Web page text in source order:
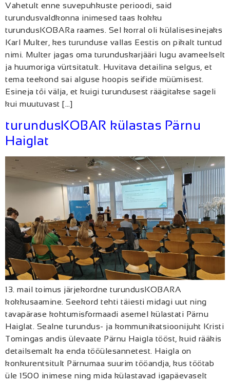
Vahetult enne suvepuhkuste perioodi, said
turundusvaldkonna inimesed taas kokku
turundusKOBARa raames. Sel korral oli külalisesinejaks
Karl Multer, kes turunduse vallas Eestis on pikalt tuntud
nimi. Multer jagas oma turunduskarjääri lugu avameelselt
ja huumoriga vürtsitatult. Huvitava detailina selgus, et
tema teekond sai alguse hoopis seifide müümisest.
Esineja tõi välja, et kuigi turundusest räägitakse sageli
kui muutuvast […]
turundusKOBAR külastas Pärnu
Haiglat
13. mail toimus järjekordne turundusKOBARA
kokkusaamine. Seekord tehti täiesti midagi uut ning
tavapärase kohtumisformaadi asemel külastati Pärnu
Haiglat. Sealne turundus- ja kommunikatsioonijuht Kristi
Tomingas andis ülevaate Pärnu Haigla tööst, kuid rääkis
detailsemalt ka enda tööülesannetest. Haigla on
konkurentsitult Pärnumaa suurim tööandja, kus töötab
üle 1500 inimese ning mida külastavad igapäevaselt